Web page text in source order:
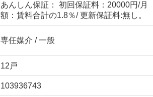
あんしん保証： 初回保証料：20000円/月
額：賃料合計の1.8％/ 更新保証料:無し。
専任媒介 / 一般
12戸
103936743